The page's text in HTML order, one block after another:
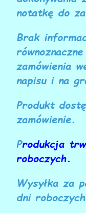
notatkę do
Brak
zamówienia
napisu i na
Produkt
zamówienie.
Produkcja
roboczych.
Wysyłka za
dni